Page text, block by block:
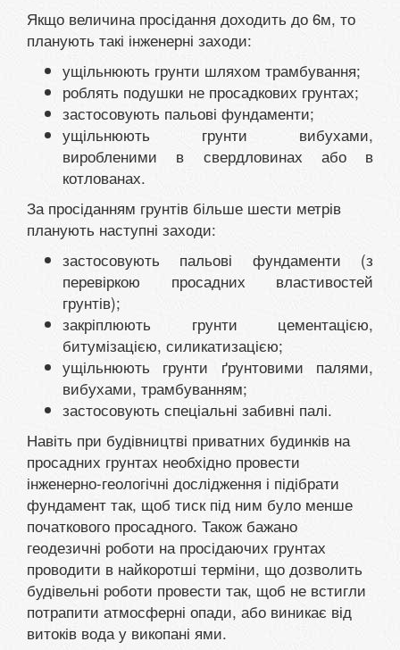
Якщо величина просідання доходить до 6м, то
планують такі інженерні заходи:
ущільнюють грунти шляхом трамбування;
роблять подушки не просадкових грунтах;
застосовують пальові фундаменти;
ущільнюють грунти вибухами,
виробленими в свердловинах або в
котлованах.
За просіданням грунтів більше шести метрів
планують наступні заходи:
застосовують пальові фундаменти (з
перевіркою просадних властивостей
грунтів);
закріплюють грунти цементацією,
битумізацією, силикатизацією;
ущільнюють грунти ґрунтовими палями,
вибухами, трамбуванням;
застосовують спеціальні забивні палі.
Навіть при будівництві приватних будинків на
просадних грунтах необхідно провести
інженерно-геологічні дослідження і підібрати
фундамент так, щоб тиск під ним було менше
початкового просадного. Також бажано
геодезичні роботи на просідаючих грунтах
проводити в найкоротші терміни, що дозволить
будівельні роботи провести так, щоб не встигли
потрапити атмосферні опади, або виникає від
витоків вода у викопані ями.